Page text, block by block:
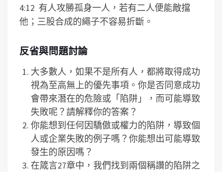
4:12 有人攻勝孤身一人，若有二人便能敵擋
他；三股合成的繩子不容易折斷。
反省與問題討論
大多數人，如果不是所有人，都將取得成功
視為至高無上的優先事項。你是否同意成功
會帶來潛在的危險或「陷阱」，而可能導致
失敗呢？請解釋你的答案？
你能想到任何因驕傲或權力的陷阱，導致個
人或企業失敗的例子嗎？你能想出可能導致
發生的原因嗎？
在箴言27章中，我們找到兩個稱讚的陷阱之